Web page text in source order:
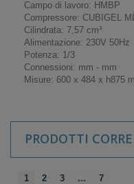
Campo di lavoro: HMBP
Compressore: CUBIGEL
Cilindrata: 7,57 cm³
Alimentazione: 230V 50Hz
Potenza: 1/3
Connessioni: mm - mm
Misure: 600 x 484 x h875
PRODOTTI
1 2 3 ... 7